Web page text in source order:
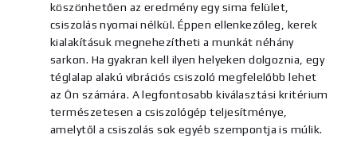
köszönhetően az eredmény egy sima felület,
csiszolás nyomai nélkül. Éppen ellenkezőleg, kerek
kialakításuk megnehezítheti a munkát néhány
sarkon. Ha gyakran kell ilyen helyeken dolgoznia, egy
téglalap alakú vibrációs csiszoló megfelelőbb lehet
az Ön számára. A legfontosabb kiválasztási kritérium
természetesen a csiszológép teljesítménye,
amelytől a csiszolás sok egyéb szempontja is múlik.